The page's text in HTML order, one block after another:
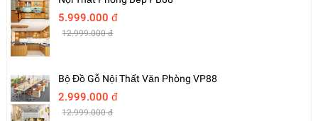
5.999.000 đ
12.999.000 đ
Bộ Đồ Gỗ Nội Thất Văn Phòng VP88
2.999.000 đ
12.999.000 đ